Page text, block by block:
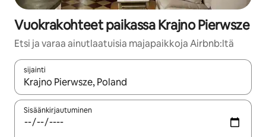
Vuokrakohteet paikassa Krajno Pierwsze
Etsi ja varaa ainutlaatuisia majapaikkoja Airbnb:ltä
sijainti
Kun tulokset ovat saatavilla, navigoi ylös- ja alas-
Sisäänkirjautuminen